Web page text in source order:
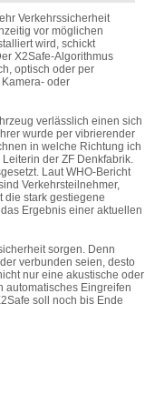
Verkehrssicherheit
vor möglichen
wird, schickt
X2Safe-Algorithmus
optisch oder per
oder
verlässlich einen sich
wurde per vibrierender
in welche Richtung ich
der ZF Denkfabrik.
Laut WHO-Bericht
Verkehrsteilnehmer,
die stark gestiegene
Ergebnis einer aktuellen
sorgen. Denn
verbunden seien, desto
nur eine akustische oder
automatisches Eingreifen
soll noch bis Ende